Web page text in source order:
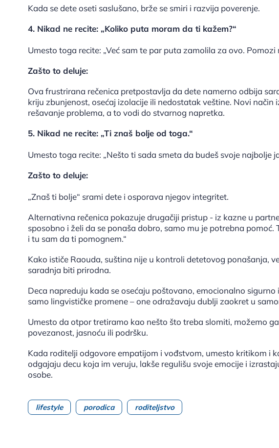
Kada se dete oseti saslušano, brže se smiri i razvija poverenje.
4. Nikad ne recite: „Koliko puta moram da ti kažem?“
Umesto toga recite: „Već sam te par puta zamolila za ovo.
Zašto to deluje:
Ova frustrirana rečenica pretpostavlja da dete namerno odbija
kriju zbunjenost, osećaj izolacije ili nedostatak veštine. Novi
rešavanje problema, a to vodi do stvarnog napretka.
5. Nikad ne recite: „Ti znaš bolje od toga.“
Umesto toga recite: „Nešto ti sada smeta da budeš svoje najbolje
Zašto to deluje:
„Znaš ti bolje“ srami dete i osporava njegov integritet.
Alternativna rečenica pokazuje drugačiji pristup - iz kazne u
sposobno i želi da se ponaša dobro, samo mu je potrebna pomoć.
i tu sam da ti pomognem.“
Kako ističe Raouda, suština nije u kontroli detetovog ponašanja,
saradnja biti prirodna.
Deca napreduju kada se osećaju poštovano, emocionalno sigurno
samo lingvističke promene – one odražavaju dublji zaokret u
Umesto da otpor tretiramo kao nešto što treba slomiti, možemo
povezanost, jasnoću ili podršku.
Kada roditelji odgovore empatijom i vođstvom, umesto kritikom i
odgajaju decu koja im veruju, lakše regulišu svoje emocije i
osobe.
lifestyle porodica roditeljstvo